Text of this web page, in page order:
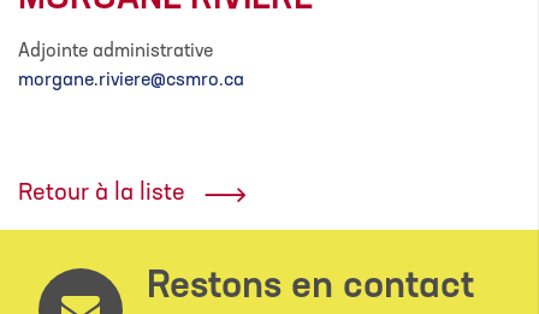
Adjointe administrative
morgane.riviere@csmro.ca
Retour à la liste
Restons en contact